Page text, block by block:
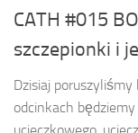
CATH #015
szczepionki i
Dzisiaj
odcinkach